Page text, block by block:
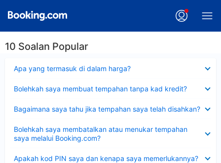
10 Soalan Popular
Apa yang termasuk di dalam harga?
Bolehkah saya membuat tempahan tanpa kad kredit?
Bagaimana saya tahu jika tempahan saya telah disahkan?
Bolehkah saya membatalkan atau menukar tempahan
saya melalui Booking.com?
Apakah kod PIN saya dan kenapa saya memerlukannya?